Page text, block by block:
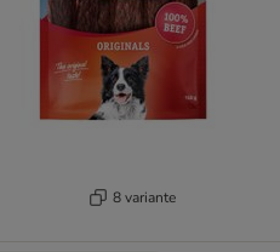
8 variante